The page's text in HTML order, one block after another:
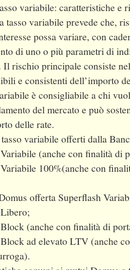
variabile: caratteristiche e
tasso variabile prevede che,
possa variare, con
di uno o più parametri di
Il rischio principale consiste
e consistenti dell’importo
è consigliabile a chi
del mercato e può
delle rate.
variabile offerti dalla
(anche con finalità di
100%(anche con
offerta Superflash
(anche con finalità di
ad elevato LTV (anche